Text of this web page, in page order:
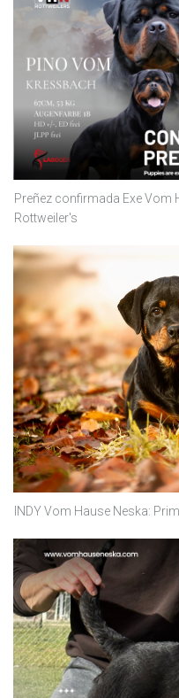
Preñez confirmada Exe Vom
Rottweiler's
INDY Vom Hause Neska: